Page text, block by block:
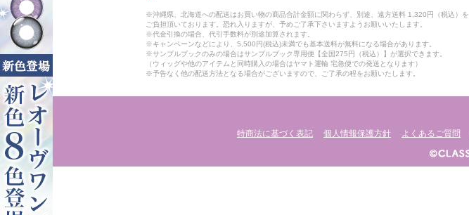
※沖縄県、北海道への配送はお買い物の商品合計金額に関わらず、別途、遠方送料 1,320円（税込）を
ご負担頂いております。恐れ入りますが、予めご了承下さいますようお願いいたします。
※代金引換の場合、代引手数料が別途加算されます。
※キャンペーンなどにより、5,500円(税込)未満でも基本送料が無料になる場合があります。
※サンプルブックのみの場合はサンプルブック専用便【全国275円（税込）】が選択できます。
（ウィッグや他のアイテムと同時購入の場合はヤマト運輸 宅急便での発送となります）
※予告なく他の配送方法となる場合がございますので、ご了承の程をお願いたします。
特商法に基づく表記 個人情報保護方針 よくあるご質問